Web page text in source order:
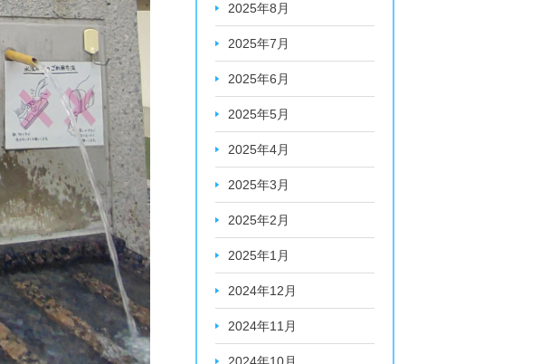
2025年8月
2025年7月
2025年6月
2025年5月
2025年4月
2025年3月
2025年2月
2025年1月
2024年12月
2024年11月